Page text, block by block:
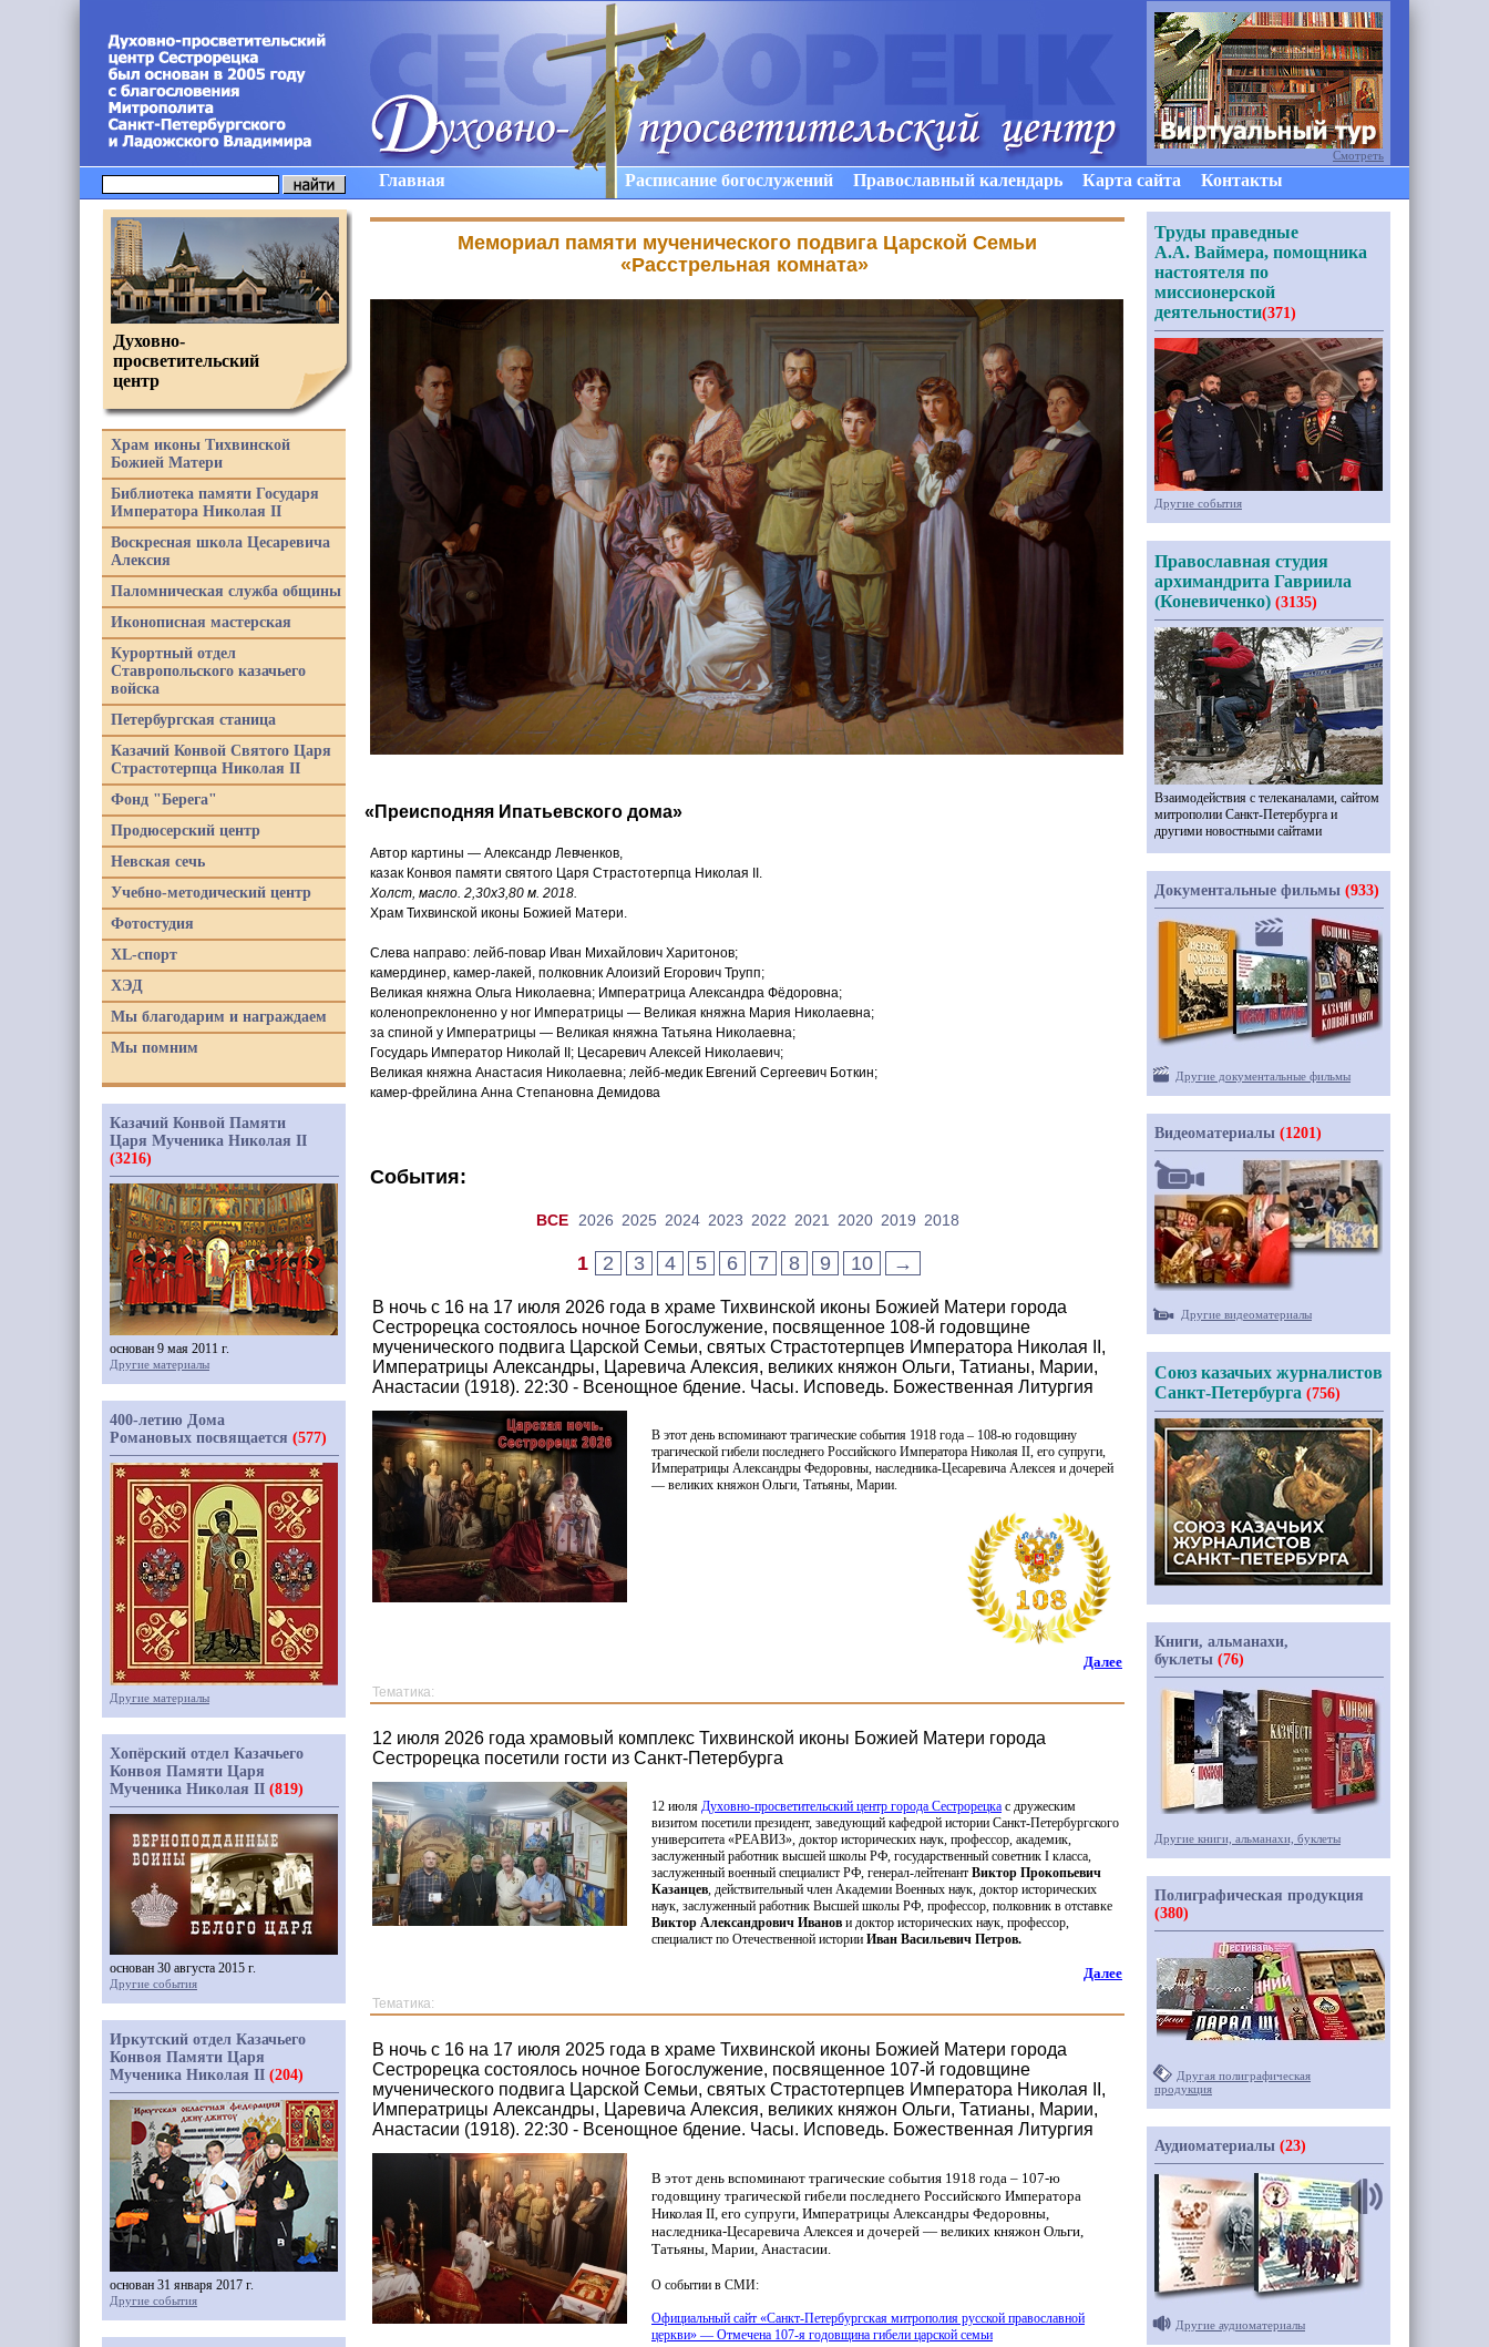
Главная Расписание богослужений Православный календарь Карта сайта Контакты
Мемориал памяти мученического подвига Царской Семьи
«Расстрельная комната»
« Преисподняя Ипатьевского дома»
Автор картины — Александр Левченков,
казак Конвоя памяти святого Царя Страстотерпца Николая II.
Холст, масло. 2,30х3,80 м. 2018.
Храм Тихвинской иконы Божией Матери.
Слева направо: лейб-повар Иван Михайлович Харитонов;
камердинер, камер-лакей, полковник Алоизий Егорович Трупп;
Великая княжна Ольга Николаевна; Императрица Александра Фёдоровна;
коленопреклоненно у ног Императрицы — Великая княжна Мария Николаевна;
за спиной у Императрицы — Великая княжна Татьяна Николаевна;
Государь Император Николай II; Цесаревич Алексей Николаевич;
Великая княжна Анастасия Николаевна; лейб-медик Евгений Сергеевич Боткин;
камер-фрейлина Анна Степановна Демидова
События:
ВCE 2026 2025 2024 2023 2022 2021 2020 2019 2018
1 2 3 4 5 6 7 8 9 10 →
В ночь с 16 на 17 июля 2026 года в храме Тихвинской иконы Божией Матери города
Сестрорецка состоялось ночное Богослужение, посвященное 108-й годовщине
мученического подвига Царской Семьи, святых Страстотерпцев Императора Николая II,
Императрицы Александры, Царевича Алексия, великих княжон Ольги, Татианы, Марии,
Анастасии (1918). 22:30 - Всенощное бдение. Часы. Исповедь. Божественная Литургия
В этот день вспоминают трагические события 1918 года – 108-ю годовщину
трагической гибели последнего Российского Императора Николая II, его супруги,
Императрицы Александры Федоровны, наследника-Цесаревича Алексея и дочерей
— великих княжон Ольги, Татьяны, Марии.
Далее
Тематика:
12 июля 2026 года храмовый комплекс Тихвинской иконы Божией Матери города
Сестрорецка посетили гости из Санкт-Петербурга
12 июля Духовно-просветительский центр города Сестрорецка с дружеским
визитом посетили президент, заведующий кафедрой истории Санкт-Петербургского
университета «РЕАВИЗ», доктор исторических наук, профессор, академик,
заслуженный работник высшей школы РФ, государственный советник I класса,
заслуженный военный специалист РФ, генерал-лейтенант Виктор Прокопьевич
Казанцев, действительный член Академии Военных наук, доктор исторических
наук, заслуженный работник Высшей школы РФ, профессор, полковник в отставке
Виктор Александрович Иванов и доктор исторических наук, профессор,
специалист по Отечественной истории Иван Васильевич Петров.
Далее
Тематика:
В ночь с 16 на 17 июля 2025 года в храме Тихвинской иконы Божией Матери города
Сестрорецка состоялось ночное Богослужение, посвященное 107-й годовщине
мученического подвига Царской Семьи, святых Страстотерпцев Императора Николая II,
Императрицы Александры, Царевича Алексия, великих княжон Ольги, Татианы, Марии,
Анастасии (1918). 22:30 - Всенощное бдение. Часы. Исповедь. Божественная Литургия
В этот день вспоминают трагические события 1918 года – 107-ю
годовщину трагической гибели последнего Российского Императора
Николая II, его супруги, Императрицы Александры Федоровны,
наследника-Цесаревича Алексея и дочерей — великих княжон Ольги,
Татьяны, Марии, Анастасии.
О событии в СМИ:
Официальный сайт «Санкт-Петербургская митрополия русской православной
церкви» — Отмечена 107-я годовщина гибели царской семьи
Духовно-
просветительский
центр
Храм иконы Тихвинской
Божией Матери
Библиотека памяти Государя
Императора Николая II
Воскресная школа Цесаревича
Алексия
Паломническая служба общины
Иконописная мастерская
Курортный отдел
Ставропольского казачьего
войска
Петербургская станица
Казачий Конвой Святого Царя
Страстотерпца Николая II
Фонд "Берега"
Продюсерский центр
Невская сечь
Учебно-методический центр
Фотостудия
XL-спорт
ХЭД
Мы благодарим и награждаем
Мы помним
Казачий Конвой Памяти
Царя Мученика Николая II
(3216)
основан 9 мая 2011 г.
Другие материалы
400-летию Дома
Романовых посвящается (577)
Другие материалы
Хопёрский отдел Казачьего
Конвоя Памяти Царя
Мученика Николая II (819)
основан 30 августа 2015 г.
Другие события
Иркутский отдел Казачьего
Конвоя Памяти Царя
Мученика Николая II (204)
основан 31 января 2017 г.
Другие события
Смотреть
Труды праведные
А.А. Ваймера, помощника
настоятеля по
миссионерской
деятельности(371)
Другие события
Православная студия
архимандрита Гавриила
(Коневиченко) (3135)
Взаимодействия с телеканалами, сайтом
митрополии Санкт-Петербурга и
другими новостными сайтами
Документальные фильмы (933)
Другие документальные фильмы
Видеоматериалы (1201)
Другие видеоматериалы
Союз казачьих журналистов
Санкт-Петербурга (756)
Книги, альманахи,
буклеты (76)
Другие книги, альманахи, буклеты
Полиграфическая продукция
(380)
Другая полиграфическая
продукция
Аудиоматериалы (23)
Другие аудиоматериалы